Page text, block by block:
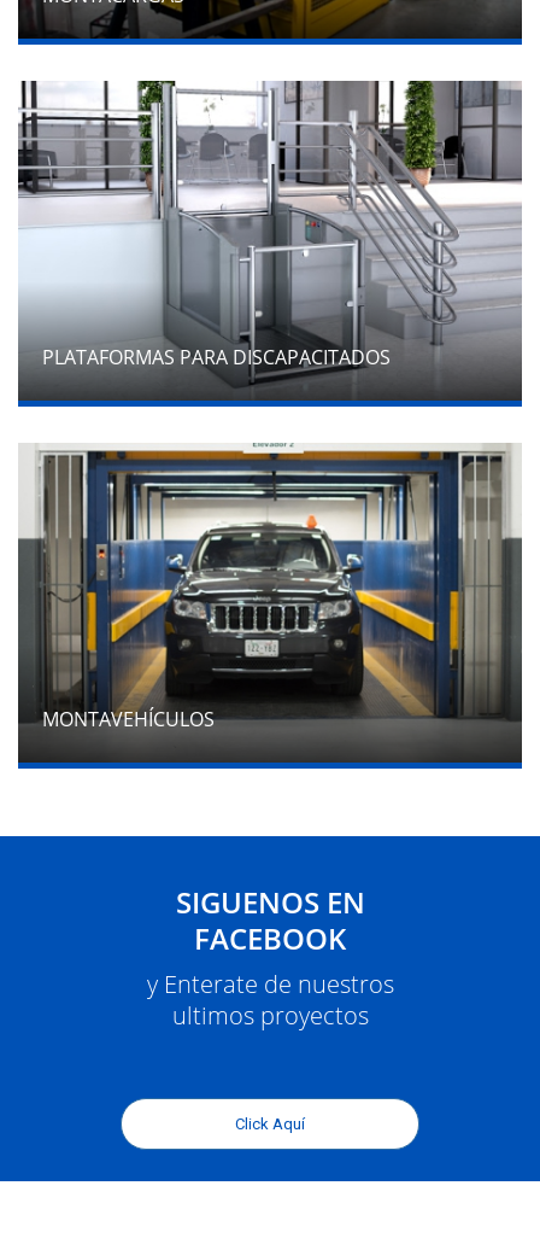
PLATAFORMAS PARA DISCAPACITADOS
MONTAVEHÍCULOS
SIGUENOS EN
FACEBOOK
y Enterate de nuestros
ultimos proyectos
Click Aquí